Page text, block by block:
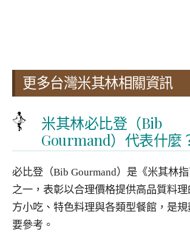
更多台灣米其林相關資訊
米其林必比登（Bib
Gourmand）代表什麼
必比登（Bib Gourmand）是《米其林
之一，表彰以合理價格提供高品質料
方小吃、特色料理與各類型餐館，是
要參考。